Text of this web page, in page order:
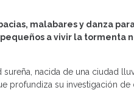
malabares y danza
a vivir la tormenta
nacida de una ciudad
su investigación de